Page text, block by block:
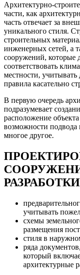
Архитектурно-
части, как
часть отвечает за
уникального стиля.
строительных
инженерных сетей, а
сооружений,
соответствовать
местности,
правила касательно
В первую очередь
подразумевает
расположение
возможности подвода
многое другое.
учитывать
схемы
размещения
стиля в
ряда
который
архитектурные